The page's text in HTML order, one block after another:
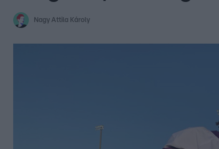
Nagy Attila Károly